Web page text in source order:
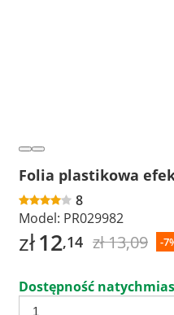
Folia plastikowa
8
Model: PR029982
zł12,14 zł 13,09 -
Dostępność